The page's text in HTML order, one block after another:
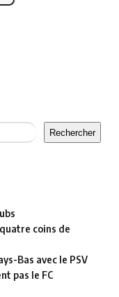
Rechercher
coins de
Bas avec le PSV
pas le FC